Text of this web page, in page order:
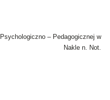
– Pedagogicznej w
Nakle n. Not.